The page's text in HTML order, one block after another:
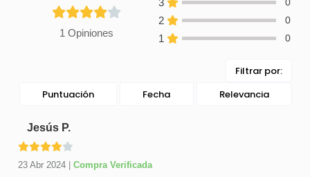
1 Opiniones
0
2 0
1 0
Filtrar por:
Puntuación
Fecha Relevancia
Jesús P.
23 Abr 2024 Compra Verificada